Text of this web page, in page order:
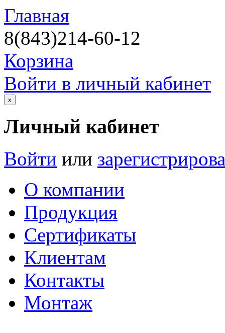
Главная
8(843)214-60-12
Корзина
Войти в личный кабинет
х
Личный кабинет
Войти или
О компании
Продукция
Сертификаты
Клиентам
Контакты
Монтаж